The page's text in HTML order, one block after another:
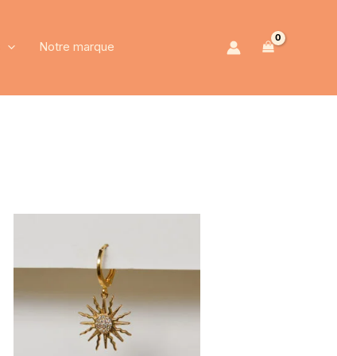
Notre marque